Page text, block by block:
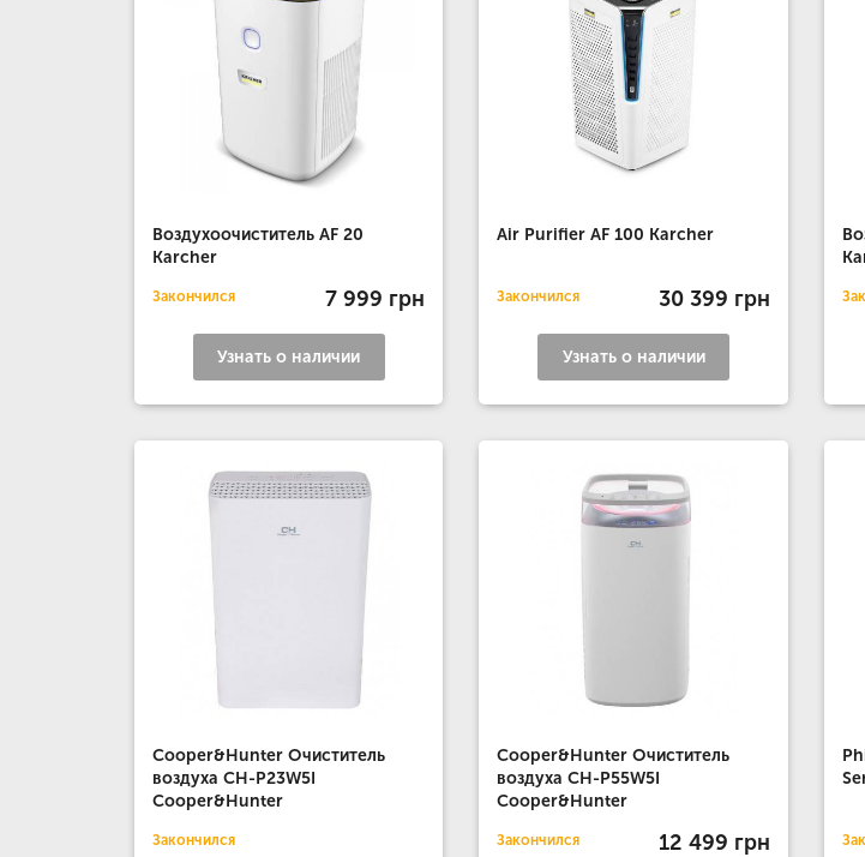
Воздухоочиститель AF 20
Karcher
Закончился 7 999 грн
Узнать о наличии
Air Purifier AF 100 Karcher
Закончился 30 399 грн
Узнать о наличии
Cooper&Hunter Очиститель
воздуха CH-P23W5I
Cooper&Hunter
Закончился
Cooper&Hunter Очиститель
воздуха CH-P55W5I
Cooper&Hunter
Закончился 12 499 грн